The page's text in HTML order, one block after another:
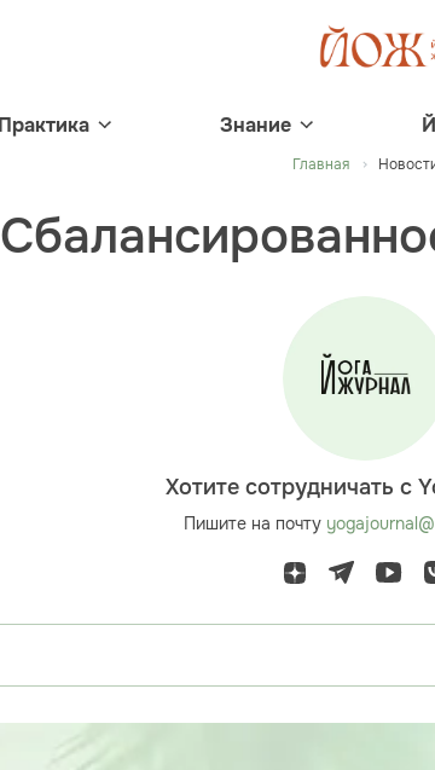
Практика Знание
Главная
Хотите сотрудничать с
Пишите на почту